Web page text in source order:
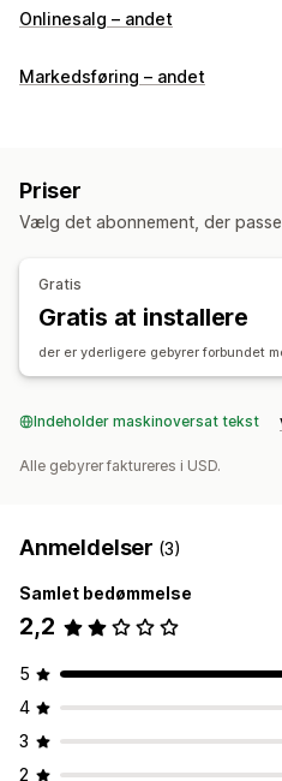
Onlinesalg – andet
Markedsføring – andet
Priser
Vælg det abonnement, der
Gratis
Gratis at installere
der er yderligere gebyrer forbundet
Indeholder maskinoversat tekst
Alle gebyrer faktureres i USD.
Anmeldelser (3)
Samlet bedømmelse
2,2
5
4
3
2